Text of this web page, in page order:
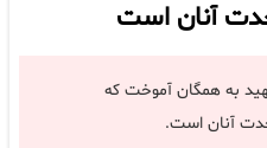
آنان است
به همگان آموخت که
آنان است.